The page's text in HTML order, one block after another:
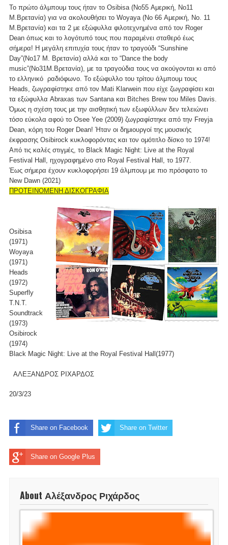
Το πρώτο άλμπουμ τους ήταν το Osibisa (No55 Αμερική, No11
Μ.Βρετανία) για να ακολουθήσει το Woyaya (Νo 66 Αμερική, No. 11
Μ.Βρετανία) και τα 2 με εξώφυλλα φιλοτεχνημένα από τον Roger
Dean όπως και το λογότυπό τους που παραμένει σταθερό έως
σήμερα! Η μεγάλη επιτυχία τους ήταν το τραγούδι “Sunshine
Day”(No17 Μ. Βρετανία) αλλά και το “Dance the body
music”(No31M.Βρετανία), με τα τραγούδια τους να ακούγονται κι από
το ελληνικό ραδιόφωνο. Το εξώφυλλο του τρίτου άλμπουμ τους
Heads, ζωγραφίστηκε από τον Mati Klarwein που είχε ζωγραφίσει και
τα εξώφυλλα Abraxas των Santana και Bitches Brew του Miles Davis.
Όμως η σχέση τους με την αισθητική των εξωφύλλων δεν τελειώνει
τόσο εύκολα αφού το Osee Yee (2009) ζωγραφίστηκε από την Freyja
Dean, κόρη του Roger Dean! Ήταν οι δημιουργοί της μουσικής
έκφρασης Οsibirock κυκλοφορόντας και τον ομότιτλο δίσκο το 1974!
Από τις καλές στιγμές, το Black Magic Night: Live at the Royal
Festival Hall, ηχογραφημένο στο Royal Festival Hall, το 1977.
Έως σήμερα έχουν κυκλοφορήσει 19 άλμπουμ με πιο πρόσφατο το
New Dawn (2021)
ΠΡΟΤΕΙΝΟΜΕΝΗ ΔΙΣΚΟΓΡΑΦΙΑ
Osibisa
(1971)
Woyaya
(1971)
Heads
(1972)
Superfly
T.N.T.
Soundtrack
(1973)
Osibirock
(1974)
Black Magic Night: Live at the Royal Festival Hall(1977)
ΑΛΕΞΑΝΔΡΟΣ ΡΙΧΑΡΔΟΣ
20/3/23
Share on Facebook Share on Twitter
Share on Google Plus
About Αλέξανδρος Ριχάρδος